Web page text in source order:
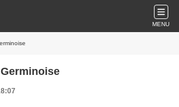
MENU